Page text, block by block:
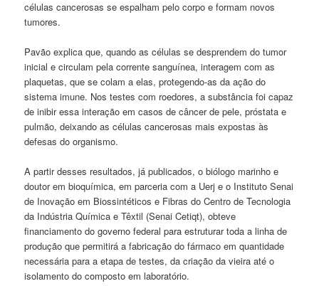
células cancerosas se espalham pelo corpo e formam novos
tumores.
Pavão explica que, quando as células se desprendem do tumor
inicial e circulam pela corrente sanguínea, interagem com as
plaquetas, que se colam a elas, protegendo-as da ação do
sistema imune. Nos testes com roedores, a substância foi capaz
de inibir essa interação em casos de câncer de pele, próstata e
pulmão, deixando as células cancerosas mais expostas às
defesas do organismo.
A partir desses resultados, já publicados, o biólogo marinho e
doutor em bioquímica, em parceria com a Uerj e o Instituto Senai
de Inovação em Biossintéticos e Fibras do Centro de Tecnologia
da Indústria Química e Têxtil (Senai Cetiqt), obteve
financiamento do governo federal para estruturar toda a linha de
produção que permitirá a fabricação do fármaco em quantidade
necessária para a etapa de testes, da criação da vieira até o
isolamento do composto em laboratório.